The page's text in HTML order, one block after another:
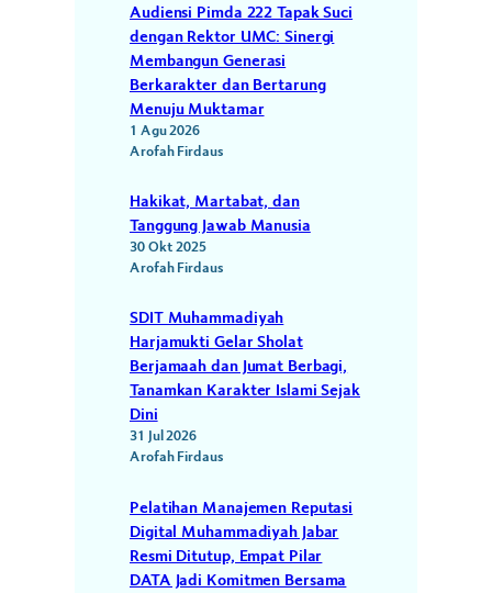
Audiensi Pimda 222 Tapak Suci
dengan Rektor UMC: Sinergi
Membangun Generasi
Berkarakter dan Bertarung
Menuju Muktamar
1 Agu 2026
Arofah Firdaus
Hakikat, Martabat, dan
Tanggung Jawab Manusia
30 Okt 2025
Arofah Firdaus
SDIT Muhammadiyah
Harjamukti Gelar Sholat
Berjamaah dan Jumat Berbagi,
Tanamkan Karakter Islami Sejak
Dini
31 Jul 2026
Arofah Firdaus
Pelatihan Manajemen Reputasi
Digital Muhammadiyah Jabar
Resmi Ditutup, Empat Pilar
DATA Jadi Komitmen Bersama